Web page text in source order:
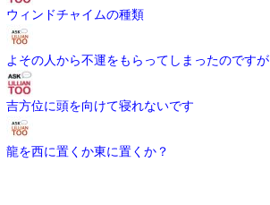
ウィンドチャイムの種類
よその人から不運をもらってしまったのですが
吉方位に頭を向けて寝れないです
龍を西に置くか東に置くか？